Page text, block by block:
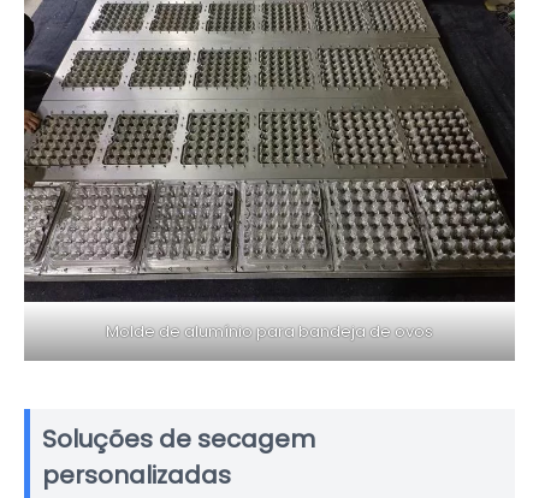
Molde de alumínio para bandeja de ovos
Soluções de secagem
personalizadas